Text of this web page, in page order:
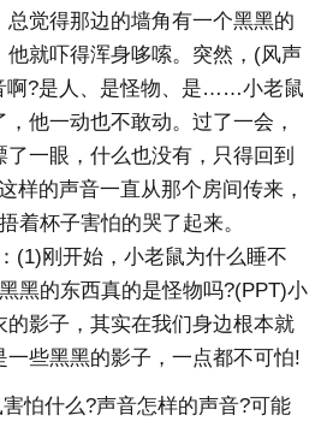
觉得那边的墙角有一个黑黑的
他就吓得浑身哆嗦。突然，(风声
啊?是人、是怪物、是……小老鼠
他一动也不敢动。过了一会，
一眼，什么也没有，只得回到
样的声音一直从那个房间传来，
着杯子害怕的哭了起来。
(1)刚开始，小老鼠为什么睡不
黑的东西真的是怪物吗?(PPT)小
的影子，其实在我们身边根本就
些黑黑的影子，一点都不可怕!
怕什么?声音怎样的声音?可能